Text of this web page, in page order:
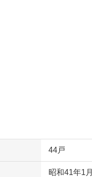
44戸
昭和41年1月